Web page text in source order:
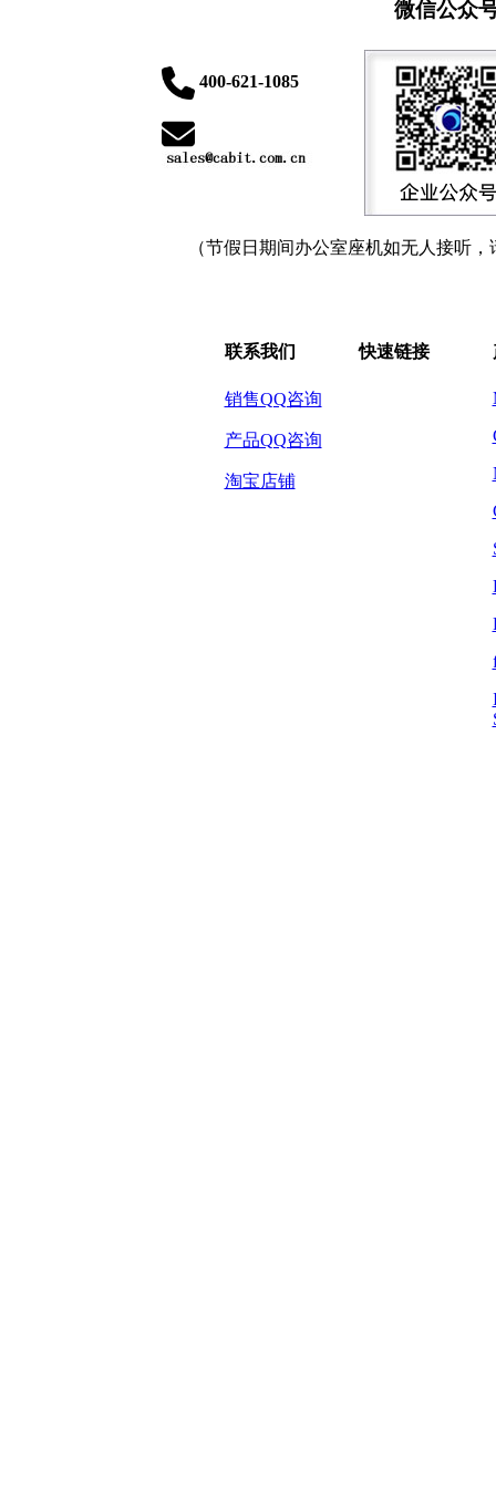
微信公众
400-621-1085
（节假日期间办公室座机如无人接听
联系我们 快速链接
销售QQ咨询
产品QQ咨询
淘宝店铺